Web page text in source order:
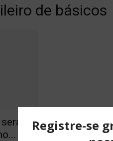
de básicos